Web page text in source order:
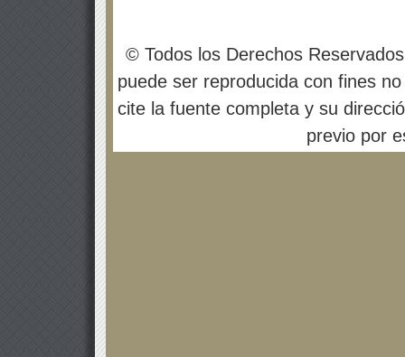
© Todos los Derechos
puede ser reproducida con fines
cite la fuente completa y su
previo por